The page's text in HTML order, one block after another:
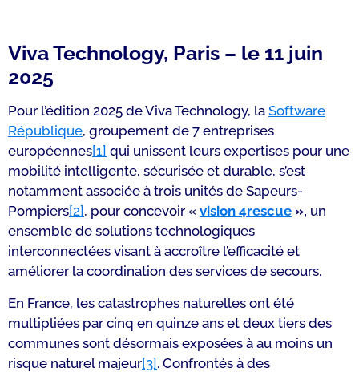
Viva Technology, Paris – le 11 juin
2025
Pour l’édition 2025 de Viva Technology, la Software
République, groupement de 7 entreprises
européennes[1] qui unissent leurs expertises pour une
mobilité intelligente, sécurisée et durable, s’est
notamment associée à trois unités de Sapeurs-
Pompiers[2] , pour concevoir « vision 4rescue », un
ensemble de solutions technologiques
interconnectées visant à accroître l’efficacité et
améliorer la coordination des services de secours.
En France, les catastrophes naturelles ont été
multipliées par cinq en quinze ans et deux tiers des
communes sont désormais exposées à au moins un
risque naturel majeur[3] . Confrontés à des